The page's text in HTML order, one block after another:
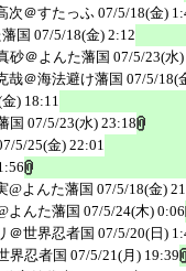
次＠すたっふ 07/5/18(金)
国 07/5/18(金) 2:12
砂＠よんた藩国 07/5/23(水
哉＠海法避け藩国 07/5/18(
) 18:11
国 07/5/23(水) 23:18
5/25(金) 22:01
@よんた藩国 07/5/18(金)
よんた藩国 07/5/24(木) 0:06
＠世界忍者国 07/5/20(日)
界忍者国 07/5/21(月) 19:39